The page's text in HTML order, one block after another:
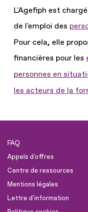
L'Agefiph est
de l'emploi des
Pour cela, elle
financières pour les
personnes en
les acteurs de la
FAQ
Appels d'offres
Centre de ressources
Mentions légales
Lettre d'information